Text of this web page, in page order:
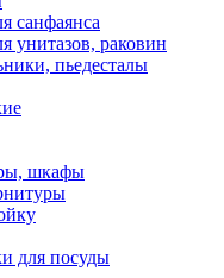
санфаянса
унитазов, раковин
пьедесталы
шкафы
для посуды